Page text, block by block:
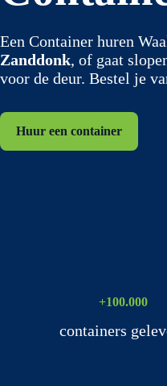
Een Container huren
Zanddonk, of gaat
voor de deur. Bestel je
Huur een container
+100.000
containers